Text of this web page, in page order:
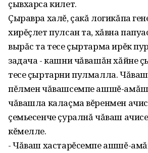
çывхарса килет.
Çыравра халĕ, çакă логикăпа
хирĕçлет пулсан та, хăвна
вырăс та тесе çыртарма ирĕк
задача - кашни чăвашăн хăйне
тесе çыртарни пулмалла.
пĕлмен чăвашсемпе ашшĕ-
чăвашла калаçма вĕренмен
çемьесенче çуралнă чăваш
кĕмелле.
- Чăваш хастарĕсемпе ашшĕ-